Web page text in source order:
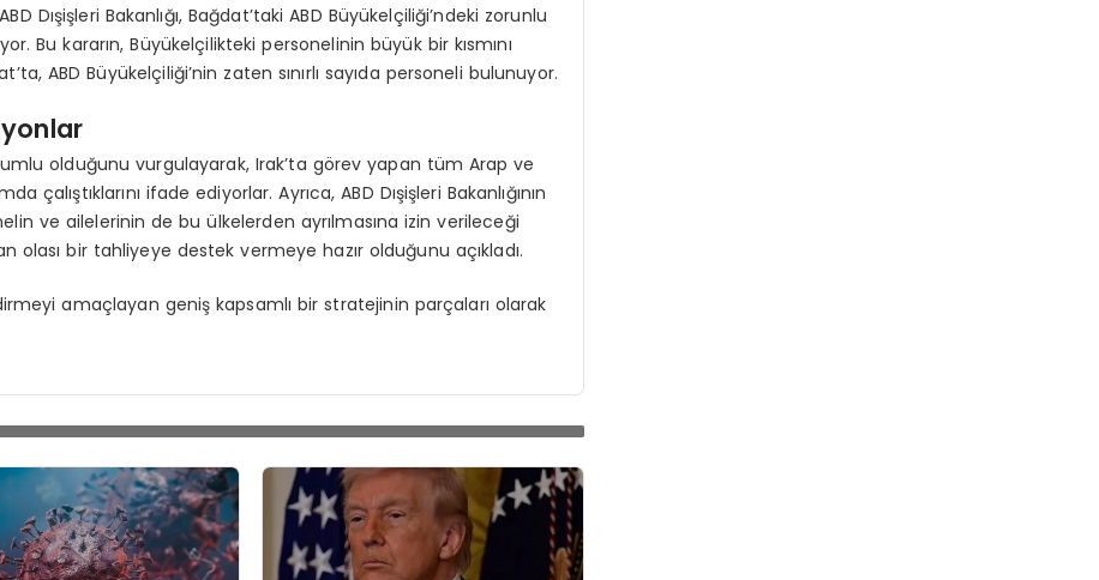
Dışişleri Bakanlığı, Bağdat’taki ABD Büyükelçiliği’ndeki zorunlu
Bu kararın, Büyükelçilikteki personelinin büyük bir kısmını
ABD Büyükelçiliği’nin zaten sınırlı sayıda personeli bulunuyor.
olduğunu vurgulayarak, Irak’ta görev yapan tüm Arap ve
ifade ediyorlar. Ayrıca, ABD Dışişleri Bakanlığının
ve ailelerinin de bu ülkelerden ayrılmasına izin verileceği
olası bir tahliyeye destek vermeye hazır olduğunu açıkladı.
amaçlayan geniş kapsamlı bir stratejinin parçaları olarak